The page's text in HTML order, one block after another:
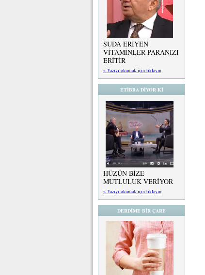
SUDA ERİYEN
VİTAMİNLER PARANIZI
ERİTİR
» Yazıyı okumak için tıklayın
ETİBBA DİYOR Kİ
HÜZÜN BİZE
MUTLULUK VERİYOR
» Yazıyı okumak için tıklayın
DERDİME BİR ÇARE